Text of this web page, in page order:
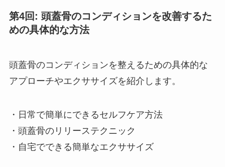
第4回: 頭蓋骨のコンディションを改善するた
めの具体的な方法
頭蓋骨のコンディションを整えるための具体的な
アプローチやエクササイズを紹介します。
・日常で簡単にできるセルフケア方法
・頭蓋骨のリリーステクニック
・自宅でできる簡単なエクササイズ